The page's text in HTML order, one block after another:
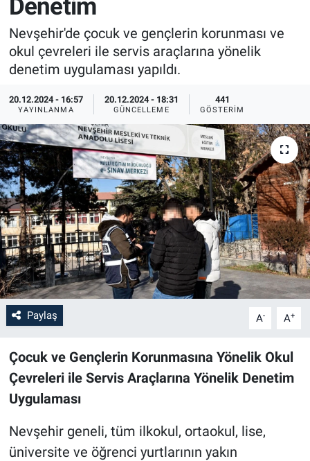
Denetim
Nevşehir'de çocuk ve gençlerin korunması ve
okul çevreleri ile servis araçlarına yönelik
denetim uygulaması yapıldı.
20.12.2024 - 16:57
YAYINLANMA
20.12.2024 - 18:31
GÜNCELLEME
441
GÖSTERIM
Paylaş A- A+
Çocuk ve Gençlerin Korunmasına Yönelik Okul
Çevreleri ile Servis Araçlarına Yönelik Denetim
Uygulaması
Nevşehir geneli, tüm ilkokul, ortaokul, lise,
üniversite ve öğrenci yurtlarının yakın
Sağlık
Yerel
Genel
Asayiş
İlan - Duyuru- Mesaj
Türkiye Gündemi
Sizden Gelenler
Yaşam
Sağlık
Eğitim
Kültür
3.Sayfa
Medya
Teknoloji
Kayseri
İlan - Duyuru- Mesaj
Türkiye Gündemi
Sizden Gelenler